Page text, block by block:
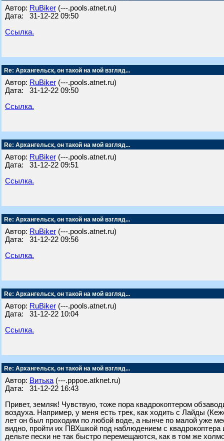
Автор: RuBiker (---.pools.atnet.ru)
Дата: 31-12-22 09:50
Ссылка.
Re: Архангельск, он такой на мой взгляд...
Автор: RuBiker (---.pools.atnet.ru)
Дата: 31-12-22 09:50
Ссылка.
Re: Архангельск, он такой на мой взгляд...
Автор: RuBiker (---.pools.atnet.ru)
Дата: 31-12-22 09:51
Ссылка.
Re: Архангельск, он такой на мой взгляд...
Автор: RuBiker (---.pools.atnet.ru)
Дата: 31-12-22 09:56
Ссылка.
Re: Архангельск, он такой на мой взгляд...
Автор: RuBiker (---.pools.atnet.ru)
Дата: 31-12-22 10:04
Ссылка.
Re: Архангельск, он такой на мой взгляд...
Автор: Витька (---.pppoe.atknet.ru)
Дата: 31-12-22 16:43
Привет, земляк! Чувствую, тоже пора квадрокоптером
воздуха. Например, у меня есть трек, как ходить с Лайды
лет он был проходим по любой воде, а нынче по малой уже
видно, пройти их ПВХшкой под наблюдением с
дельте пески не так быстро перемещаются, как в том же